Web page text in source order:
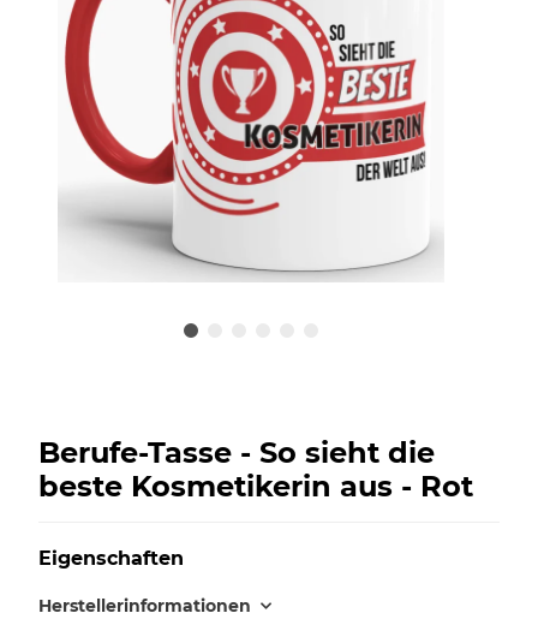
Berufe-Tasse - So sieht die
beste Kosmetikerin aus - Rot
Eigenschaften
Herstellerinformationen